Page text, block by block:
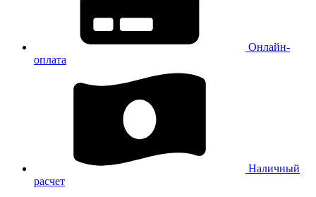
Онлайн-
оплата
Наличный
расчет